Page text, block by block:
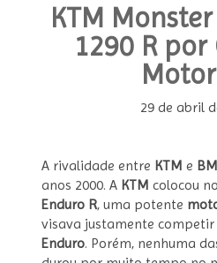
KTM
1290 R
29 de abril
A rivalidade entre KTM e
anos 2000. A KTM colocou
Enduro R, uma potente
visava justamente competir
Enduro. Porém, nenhuma